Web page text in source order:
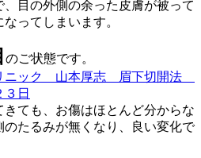
、目の外側の余った皮膚が被って
ってしまいます。
のご状態です。
ても、お傷はほとんど分からな
たるみが無くなり、良い変化で